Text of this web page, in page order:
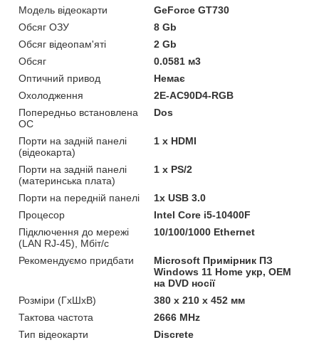
Модель відеокарти
GeForce GT730
Обсяг ОЗУ
8 Gb
Обсяг відеопам'яті
2 Gb
Обсяг
0.0581 м3
Оптичний привод
Немає
Охолодження
2E-AC90D4-RGB
Попередньо встановлена
ОС
Dos
Порти на задній панелі
(відеокарта)
1 x HDMI
Порти на задній панелі
(материнська плата)
1 x PS/2
Порти на передній панелі
1x USB 3.0
Процесор
Intel Core i5-10400F
Підключення до мережі
(LAN RJ-45), Мбіт/с
10/100/1000 Ethernet
Рекомендуємо придбати
Microsoft Примірник ПЗ
Windows 11 Home укр, ОЕМ
на DVD носії
Розміри (ГxШxВ)
380 x 210 x 452 мм
Тактова частота
2666 MHz
Тип відеокарти
Discrete